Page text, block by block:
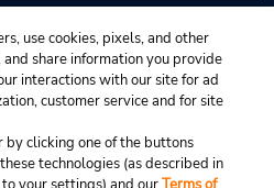
use cookies, pixels, and other
share information you provide
interactions with our site for ad
customer service and for site
by clicking one of the buttons
technologies (as described in